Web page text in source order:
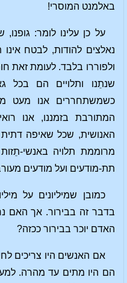
באלמנט המוסרי!
על כן עלינו לומר: גופנו,
נאלצים להודות, לבטח
ולפוררו בלבד. לעומת זאת
שנתֵנו ותלויים הם בכל
כשמשתחררים אנו מעט
המתורבת בזמננו, אנו
האנושית, שכל שאיפה
מרוממת תלויה באנשי-
תת-מודעים ועל מודעים
כמובן שמיליונים על
בדבר זה בבירור. אך האם
האדם יוכר בבירור ככזה?
אם האנשים היו צריכים
הם היו מתים עד מהרה.